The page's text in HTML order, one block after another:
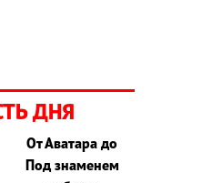
ДНЯ
От Аватара до
Под знаменем